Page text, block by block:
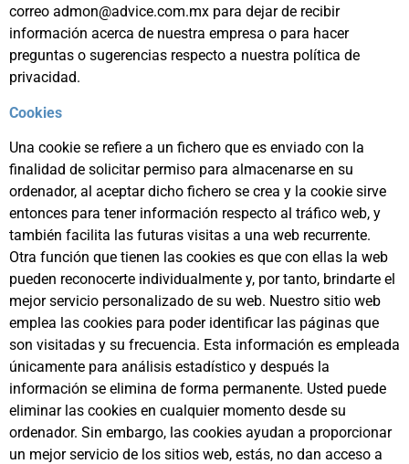
correo admon@advice.com.mx para dejar de recibir
información acerca de nuestra empresa o para hacer
preguntas o sugerencias respecto a nuestra política de
privacidad.
Cookies
Una cookie se refiere a un fichero que es enviado con la
finalidad de solicitar permiso para almacenarse en su
ordenador, al aceptar dicho fichero se crea y la cookie sirve
entonces para tener información respecto al tráfico web, y
también facilita las futuras visitas a una web recurrente.
Otra función que tienen las cookies es que con ellas la web
pueden reconocerte individualmente y, por tanto, brindarte el
mejor servicio personalizado de su web. Nuestro sitio web
emplea las cookies para poder identificar las páginas que
son visitadas y su frecuencia. Esta información es empleada
únicamente para análisis estadístico y después la
información se elimina de forma permanente. Usted puede
eliminar las cookies en cualquier momento desde su
ordenador. Sin embargo, las cookies ayudan a proporcionar
un mejor servicio de los sitios web, estás, no dan acceso a